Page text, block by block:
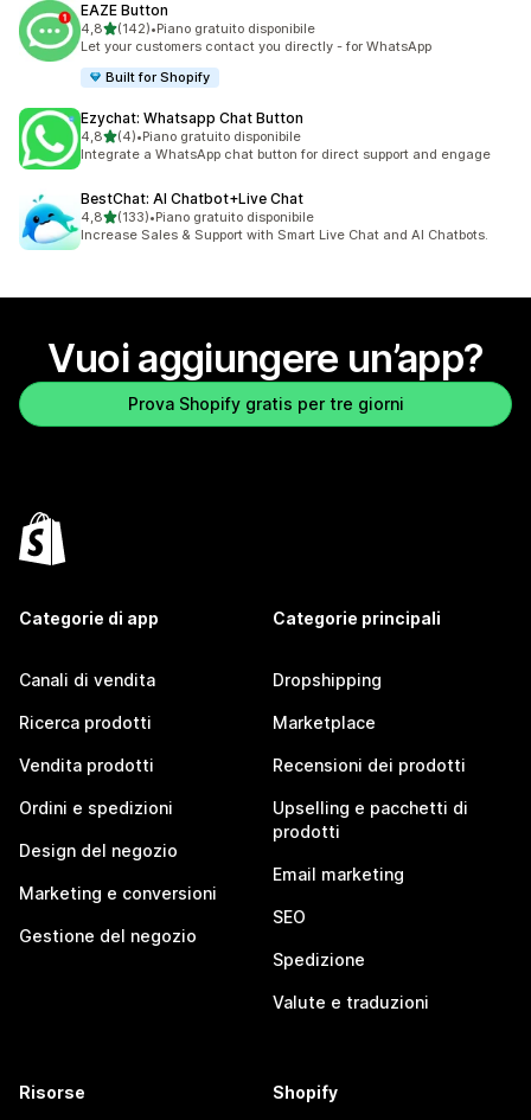
EAZE Button
4,8stelle su 5
(142)
142 recensioni totali
•Piano gratuito disponibile
Let your customers contact you directly - for WhatsApp
Built for Shopify
Ezychat: Whatsapp Chat Button
4,8stelle su 5
(4)
4 recensioni totali
•Piano gratuito disponibile
Integrate a WhatsApp chat button for direct support and engage
BestChat: AI Chatbot+Live Chat
4,8stelle su 5
(133)
133 recensioni totali
•Piano gratuito disponibile
Increase Sales & Support with Smart Live Chat and AI Chatbots.
Vuoi aggiungere un’app?
Prova Shopify gratis per tre giorni
Categorie di app
Canali di vendita
Ricerca prodotti
Vendita prodotti
Ordini e spedizioni
Design del negozio
Marketing e conversioni
Gestione del negozio
Categorie principali
Dropshipping
Marketplace
Recensioni dei prodotti
Upselling e pacchetti di
prodotti
Email marketing
SEO
Spedizione
Valute e traduzioni
Risorse Shopify